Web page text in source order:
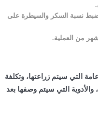
ضبط نسبة السكر والسيطرة على
من العملية.
التي سيتم زراعتها، وتكلفة
التي سيتم وصفها بعد